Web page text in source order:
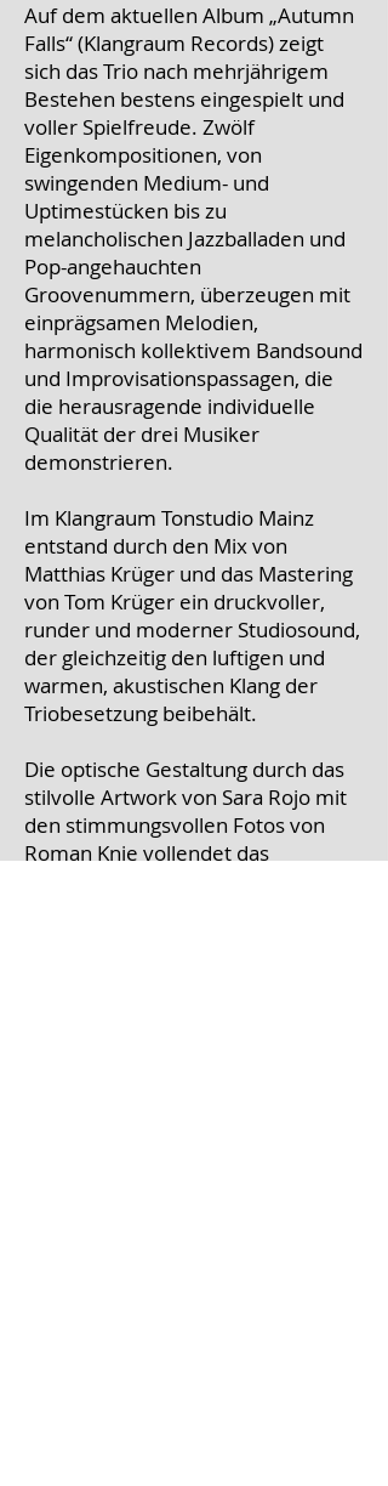
Auf dem aktuellen Album „Autumn
Falls“ (Klangraum Records) zeigt
sich das Trio nach mehrjährigem
Bestehen bestens eingespielt und
voller Spielfreude. Zwölf
Eigenkompositionen, von
swingenden Medium- und
Uptimestücken bis zu
melancholischen Jazzballaden und
Pop-angehauchten
Groovenummern, überzeugen mit
einprägsamen Melodien,
harmonisch kollektivem Bandsound
und Improvisationspassagen, die
die herausragende individuelle
Qualität der drei Musiker
demonstrieren.
Im Klangraum Tonstudio Mainz
entstand durch den Mix von
Matthias Krüger und das Mastering
von Tom Krüger ein druckvoller,
runder und moderner Studiosound,
der gleichzeitig den luftigen und
warmen, akustischen Klang der
Triobesetzung beibehält.
Die optische Gestaltung durch das
stilvolle Artwork von Sara Rojo mit
den stimmungsvollen Fotos von
Roman Knie vollendet das